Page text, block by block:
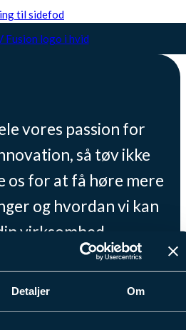
Detaljer Om
til sidefod
vores passion for
så tøv ikke
os for at få høre mere
og hvordan vi kan
virksomhed.
& Privatlivspolitikher.